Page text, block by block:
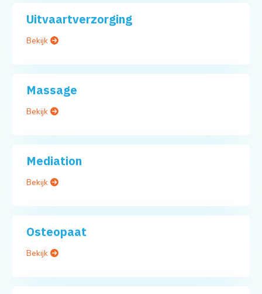
Uitvaartverzorging
Bekijk
Massage
Bekijk
Mediation
Bekijk
Osteopaat
Bekijk